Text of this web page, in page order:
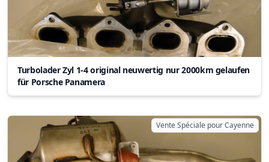
Turbolader Zyl 1-4 original neuwertig nur 2000km gelaufen
für Porsche Panamera
Vente Spéciale pour Cayenne